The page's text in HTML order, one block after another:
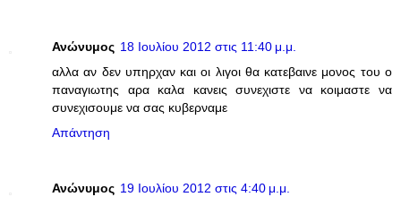
Ανώνυμος 18 Ιουλίου 2012 στις 11:40 μ.μ.
αλλα αν δεν υπηρχαν και οι λιγοι θα κατεβαινε μονος του ο
παναγιωτης αρα καλα κανεις συνεχιστε να κοιμαστε να
συνεχισουμε να σας κυβερναμε
Απάντηση
Ανώνυμος 19 Ιουλίου 2012 στις 4:40 μ.μ.